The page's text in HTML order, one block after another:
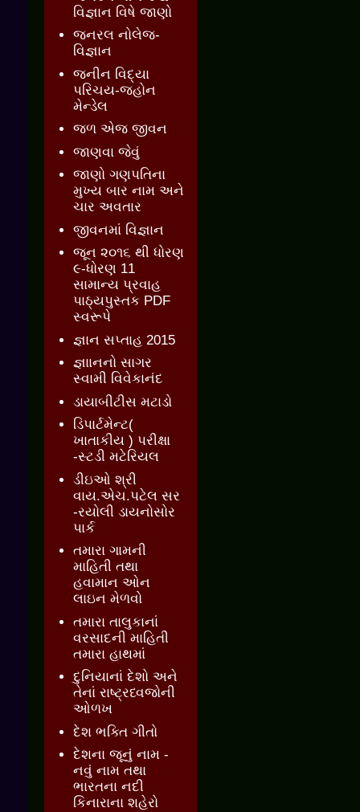
વિજ્ઞાન વિષે જાણો
જનરલ નોલેજ-
વિજ્ઞાન
જનીન વિદ્યા
પરિચય-જ્હોન
મેન્ડેલ
જળ એજ જીવન
જાણવા જેવું
જાણો ગણપતિના
મુખ્ય બાર નામ અને
ચાર અવતાર
જીવનમાં વિજ્ઞાન
જૂન ૨૦૧૬ થી ધોરણ
૯-ધોરણ 11
સામાન્ય પ્રવાહ
પાઠ્યપુસ્તક PDF
સ્વરૂપે
જ્ઞાન સપ્તાહ 2015
જ્ઞાાનનો સાગર
સ્વામી વિવેકાનંદ
ડાયાબીટીસ મટાડો
ડિપાર્ટમેન્ટ(
ખાતાકીય ) પરીક્ષા
-સ્ટડી મટેરિયલ
ડીઇઓ શ્રી
વાય.એચ.પટેલ સર
-રયોલી ડાયનોસોર
પાર્ક
તમારા ગામની
માહિતી તથા
હવામાન ઓન
લાઇન મેળવો
તમારા તાલુકાનાં
વરસાદની માહિતી
તમારા હાથમાં
દુનિયાનાં દેશો અને
તેનાં રાષ્ટ્રધ્વજોની
ઓળખ
દેશ ભક્તિ ગીતો
દેશના જૂનું નામ -
નવું નામ તથા
ભારતના નદી
કિનારાના શહેરો